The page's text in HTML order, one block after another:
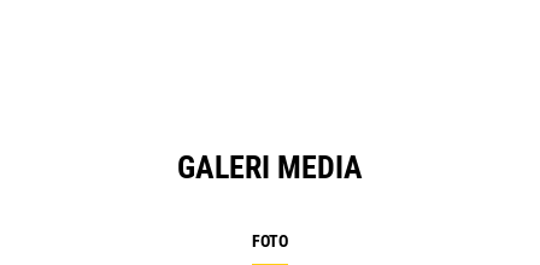
GALERI MEDIA
FOTO